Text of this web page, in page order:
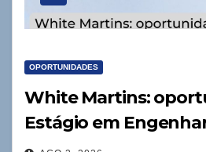
OPORTUNIDADES
White Martins:
Estágio em